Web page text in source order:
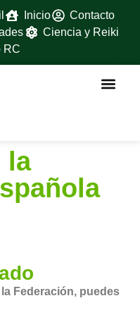
Inicio
Contacto
Ciencia y Reiki
RC
la
Federación, puedes